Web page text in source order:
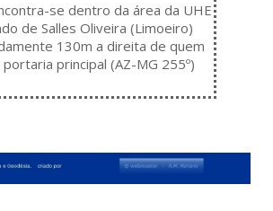
se dentro da área da UHE
de Salles Oliveira (Limoeiro)
130m a direita de quem
principal (AZ-MG 255º)